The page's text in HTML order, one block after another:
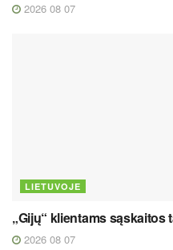
2026 08 07
LIETUVOJE
„Gijų“ klientams sąskaitos
2026 08 07